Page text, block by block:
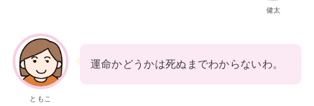
健太
ともこ
運命かどうかは死ぬまでわからないわ。